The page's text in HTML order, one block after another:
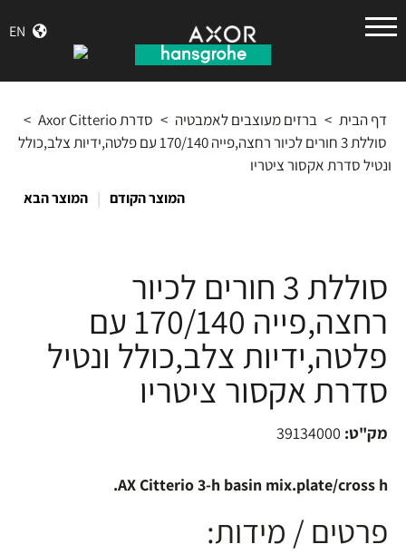
EN
גרואה
דף הבית > ברזים מעוצבים לאמבטיה > סדרת Axor Citterio
>
סוללת 3 חורים לכיור רחצה,פייה 170/140 עם פלטה,ידיות צלב,כולל
ונטיל סדרת אקסור ציטריו
המוצר הקודם | המוצר הבא
סוללת 3 חורים לכיור
רחצה,פייה 170/140 עם
פלטה,ידיות צלב,כולל ונטיל
סדרת אקסור ציטריו
מק"ט: 39134000
AX Citterio 3-h basin mix.plate/cross h.
פרטים / מידות: